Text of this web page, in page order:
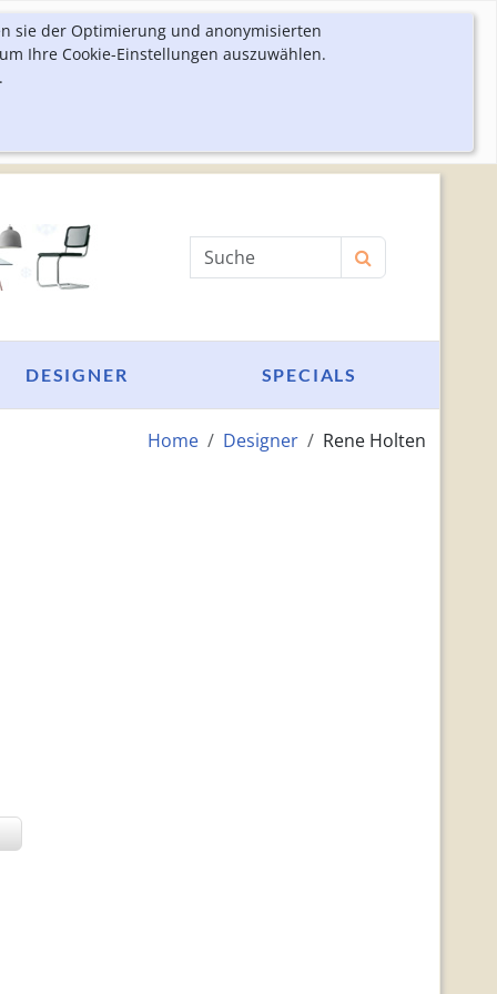
sie der Optimierung und anonymisierten
Ihre Cookie-Einstellungen auszuwählen.
.
Produktsuche
SPECIALS
DESIGNER
Home Designer Rene Holten